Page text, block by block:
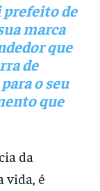
prefeito de
marca
que
de
o seu
que
da
vida, é